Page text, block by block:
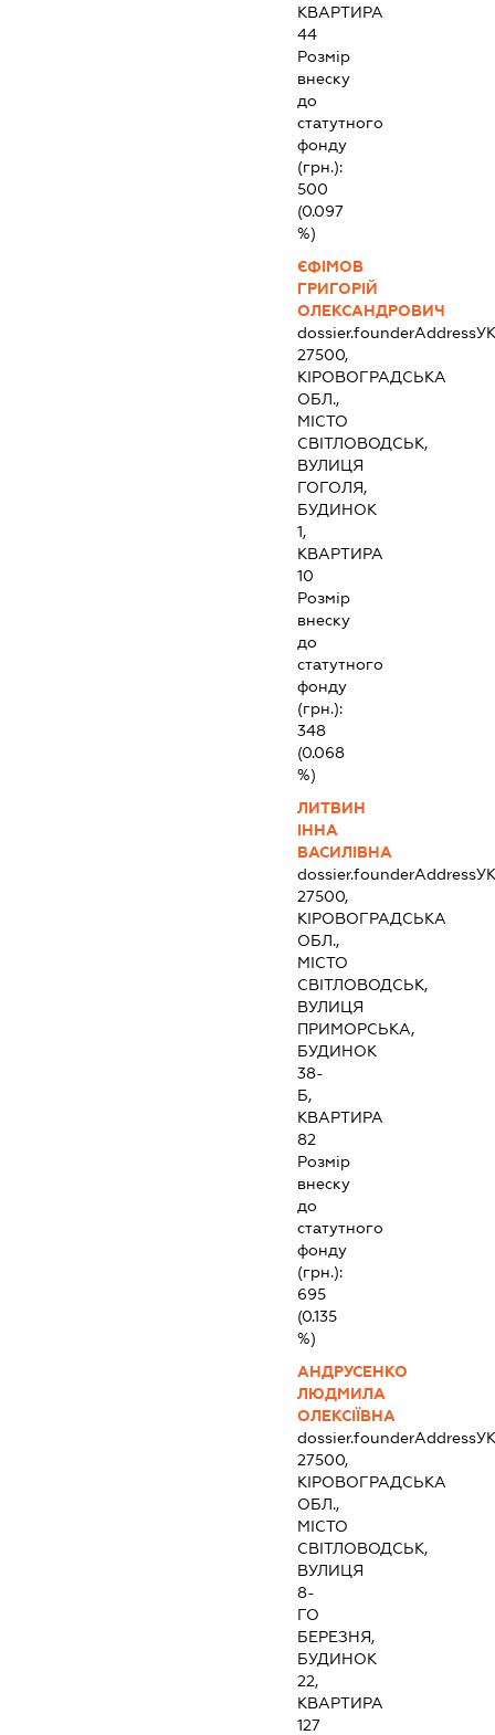
КВАРТИРА
44
Розмір
внеску
до
статутного
фонду
(грн.):
500
(0.097
%)
ЄФІМОВ
ГРИГОРІЙ
ОЛЕКСАНДРОВИЧ
dossier.founderAddress
27500,
КІРОВОГРАДСЬКА
ОБЛ.,
МІСТО
СВІТЛОВОДСЬК,
ВУЛИЦЯ
ГОГОЛЯ,
БУДИНОК
1,
КВАРТИРА
10
Розмір
внеску
до
статутного
фонду
(грн.):
348
(0.068
%)
ЛИТВИН
ІННА
ВАСИЛІВНА
dossier.founderAddress
27500,
КІРОВОГРАДСЬКА
ОБЛ.,
МІСТО
СВІТЛОВОДСЬК,
ВУЛИЦЯ
ПРИМОРСЬКА,
БУДИНОК
38-
Б,
КВАРТИРА
82
Розмір
внеску
до
статутного
фонду
(грн.):
695
(0.135
%)
АНДРУСЕНКО
ЛЮДМИЛА
ОЛЕКСІЇВНА
dossier.founderAddress
27500,
КІРОВОГРАДСЬКА
ОБЛ.,
МІСТО
СВІТЛОВОДСЬК,
ВУЛИЦЯ
8-
ГО
БЕРЕЗНЯ,
БУДИНОК
22,
КВАРТИРА
127